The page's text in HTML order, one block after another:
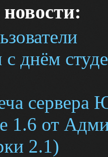
днём
сервера
1.6 от
2.1)